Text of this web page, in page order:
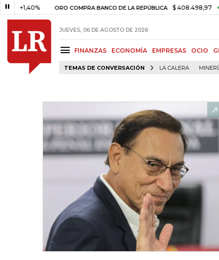
ORO COMPRA BANCO DE LA REPÚBLICA $ 408.498,97 +$
JUEVES, 06 DE AGOSTO DE 2026
FINANZAS ECONOMÍA EMPRESAS OCIO
TEMAS DE CONVERSACIÓN LA CALERA